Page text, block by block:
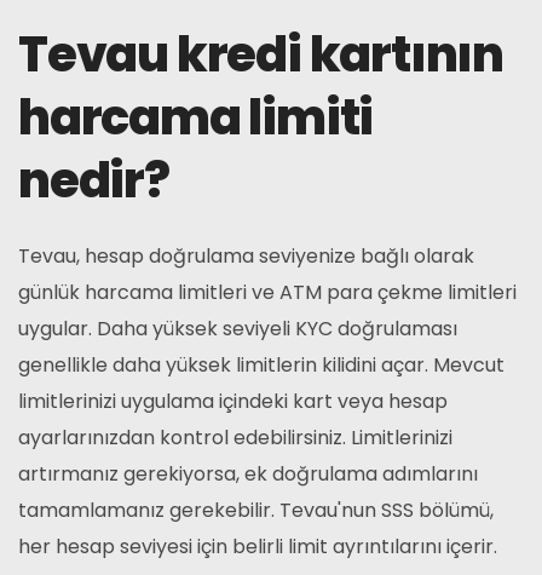
Tevau kredi kartının
harcama limiti
nedir?
Tevau, hesap doğrulama seviyenize bağlı olarak
günlük harcama limitleri ve ATM para çekme limitleri
uygular. Daha yüksek seviyeli KYC doğrulaması
genellikle daha yüksek limitlerin kilidini açar. Mevcut
limitlerinizi uygulama içindeki kart veya hesap
ayarlarınızdan kontrol edebilirsiniz. Limitlerinizi
artırmanız gerekiyorsa, ek doğrulama adımlarını
tamamlamanız gerekebilir. Tevau'nun SSS bölümü,
her hesap seviyesi için belirli limit ayrıntılarını içerir.